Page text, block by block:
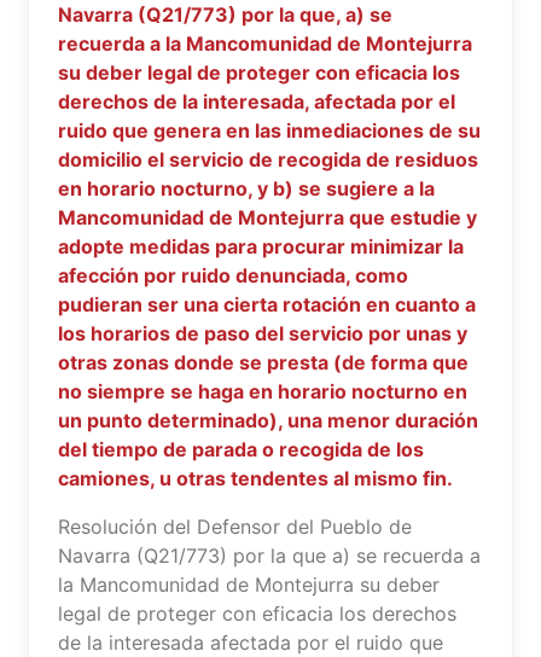
Navarra (Q21/773) por la que, a) se
recuerda a la Mancomunidad de Montejurra
su deber legal de proteger con eficacia los
derechos de la interesada, afectada por el
ruido que genera en las inmediaciones de su
domicilio el servicio de recogida de residuos
en horario nocturno, y b) se sugiere a la
Mancomunidad de Montejurra que estudie y
adopte medidas para procurar minimizar la
afección por ruido denunciada, como
pudieran ser una cierta rotación en cuanto a
los horarios de paso del servicio por unas y
otras zonas donde se presta (de forma que
no siempre se haga en horario nocturno en
un punto determinado), una menor duración
del tiempo de parada o recogida de los
camiones, u otras tendentes al mismo fin.
Resolución del Defensor del Pueblo de
Navarra (Q21/773) por la que a) se recuerda a
la Mancomunidad de Montejurra su deber
legal de proteger con eficacia los derechos
de la interesada afectada por el ruido que